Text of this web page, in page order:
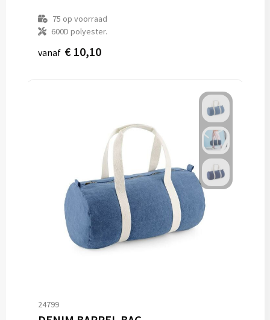
75 op voorraad
600D polyester.
vanaf € 10,10
24799